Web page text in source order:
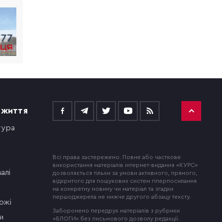
Всі права застережено. Повне або часткове
використання матеріалів інтернет-видання «КУРС»
дозволяється тільки за умови активного, прямого,
відкритого для пошукових систем гіперпосилання
на конкретну новину чи матеріал та згадки
першоджерела не нижче другого абзацу тексту.
Заборонено передрук матеріалів з рубрики
«БЛОГИ» без письмового дозволу редакції.